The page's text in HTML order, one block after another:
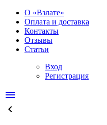
О «Взлате»
Оплата и доставка
Контакты
Отзывы
Статьи
Вход
Регистрация
menu
keyboard_arrow_left